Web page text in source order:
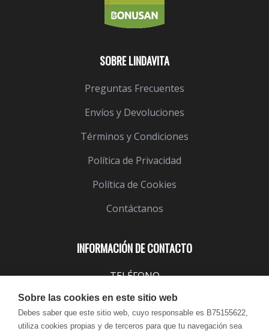
INFORMACIÓN DE CONTACTO
TELÉFONO
EMAIL
info@lindavita.com
SOBRE LINDAVITA
Preguntas Frecuentes
Envíos y Devoluciones
Términos y Condiciones
Política de Privacidad
Política de Cookies
Contáctanos
Sobre las cookies en este sitio web
Debes saber que este sitio web, cuyo responsable es B75155622,
utiliza cookies propias y de terceros para que tu navegación sea